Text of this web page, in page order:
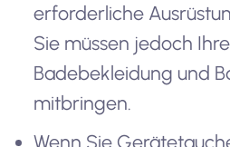
erforderliche
Sie müssen jedoch
Badebekleidung und
mitbringen.
Wenn Sie